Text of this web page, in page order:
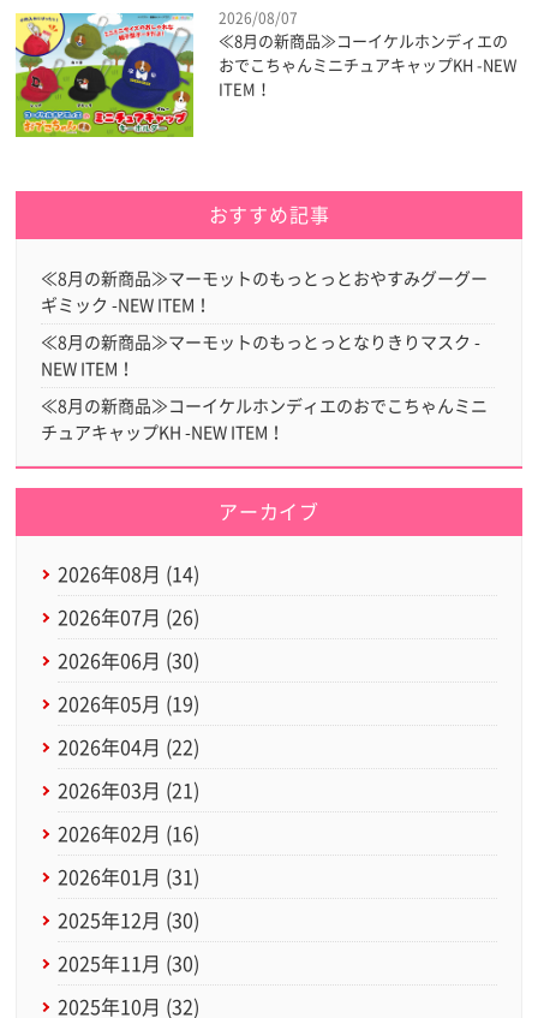
2026/08/07
≪8月の新商品≫コーイケルホンディエの
おでこちゃんミニチュアキャップKH -NEW
ITEM！
おすすめ記事
≪8月の新商品≫マーモットのもっとっとおやすみグーグー
ギミック -NEW ITEM！
≪8月の新商品≫マーモットのもっとっとなりきりマスク -
NEW ITEM！
≪8月の新商品≫コーイケルホンディエのおでこちゃんミニ
チュアキャップKH -NEW ITEM！
アーカイブ
2026年08月 (14)
2026年07月 (26)
2026年06月 (30)
2026年05月 (19)
2026年04月 (22)
2026年03月 (21)
2026年02月 (16)
2026年01月 (31)
2025年12月 (30)
2025年11月 (30)
2025年10月 (32)